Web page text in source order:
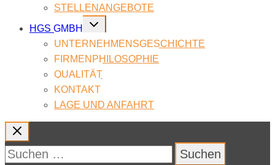
STEL­LEN­AN­GE­BO­TE
HGS GMBH
Untermenü
umschalten
UN­TER­NEH­MENS­GE­SCHICH­TE
FIR­MEN­PHI­LO­SO­PHIE
QUA­LI­TÄT
KON­TAKT
LAGE UND AN­FAHRT
Suchen